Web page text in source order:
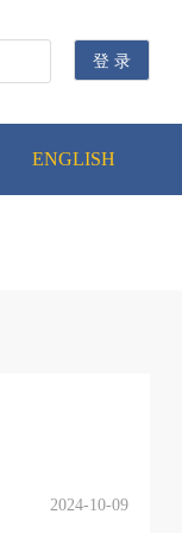
ENGLISH
2024-10-09